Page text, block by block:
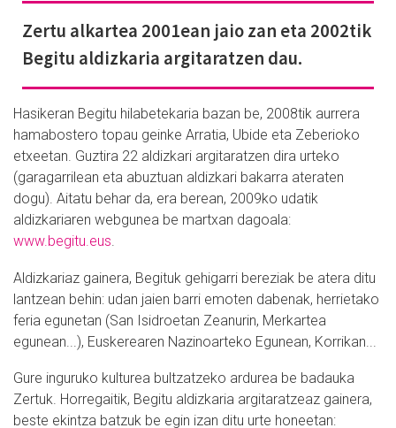
Zertu alkartea 2001ean jaio zan eta 2002tik
Begitu aldizkaria argitaratzen dau.
Hasikeran Begitu hilabetekaria bazan be, 2008tik aurrera
hamabostero topau geinke Arratia, Ubide eta Zeberioko
etxeetan. Guztira 22 aldizkari argitaratzen dira urteko
(garagarrilean eta abuztuan aldizkari bakarra ateraten
dogu). Aitatu behar da, era berean, 2009ko udatik
aldizkariaren webgunea be martxan dagoala:
www.begitu.eus.
Aldizkariaz gainera, Begituk gehigarri bereziak be atera ditu
lantzean behin: udan jaien barri emoten dabenak, herrietako
feria egunetan (San Isidroetan Zeanurin, Merkartea
egunean...), Euskerearen Nazinoarteko Egunean, Korrikan...
Gure inguruko kulturea bultzatzeko ardurea be badauka
Zertuk. Horregaitik, Begitu aldizkaria argitaratzeaz gainera,
beste ekintza batzuk be egin izan ditu urte honeetan: